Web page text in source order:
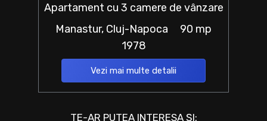
Apartament cu 3 camere de vânzare
Manastur, Cluj-Napoca
90 mp
1978
Vezi mai multe detalii
TE-AR PUTEA INTERESA ȘI: